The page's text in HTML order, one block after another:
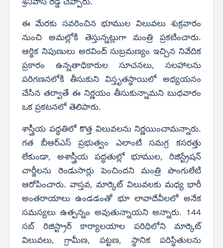
శ్రీనివాస్ రెడ్డి చెప్పారు.
ఈ మేరకు సవరించిన భూముల విలువలు శుక్రవారం
నుంచి అమల్లోకి తెస్తున్నట్లుగా మంత్రి ప్రకటించారు.
ఆర్థిక నిపుణులు అరవింద్ సుబ్రమణ్యం ఇచ్చిన నివేదిక
ప్రకారం ఉన్నతాధికారుల సూచనలు, సలహాలను
పరిగణనలోకి తీసుకుని విస్తృతస్థాయిలో అధ్యయనం
చేసిన తర్వాతే ఈ నిర్ణయం తీసుకున్నామని బుధవారం
ఒక ప్రకటనలో తెలిపారు.
శాస్త్రీయ పద్ధతిలో కొత్త విలువలను నిర్ణయించామన్నారు.
గత బీఆర్‌ఎస్ ప్రభుత్వం ఎలాంటి సమగ్ర కసరత్తు
లేకుండా, అశాస్త్రీయ పద్ధతుల్లో భూముల, రిజిస్ట్రేషన్
చార్జీలను రెండుసార్లు పెంచిందని మంత్రి పొంగులేటి
ఆరోపించారు. వాస్తవ, మార్కెట్ విలువలకు మధ్య భారీ
అంతరాయాలు ఉండడంతో భూ లావాదేవీలలో అనేక
సమస్యలు ఉత్పన్నం అవుతున్నాయని అన్నారు. 144
సబ్ రిజిస్ట్రార్ కార్యాలయాల పరిధిలోని మార్కెట్
విలువలు, గ్రామీణ, పట్టణ, స్థానిక పరిస్థితులను